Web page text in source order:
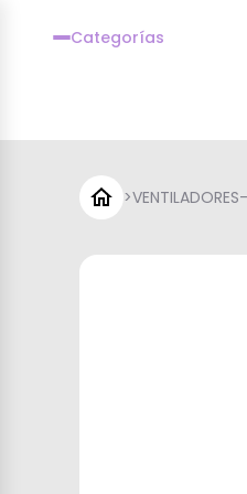
Categorías
>